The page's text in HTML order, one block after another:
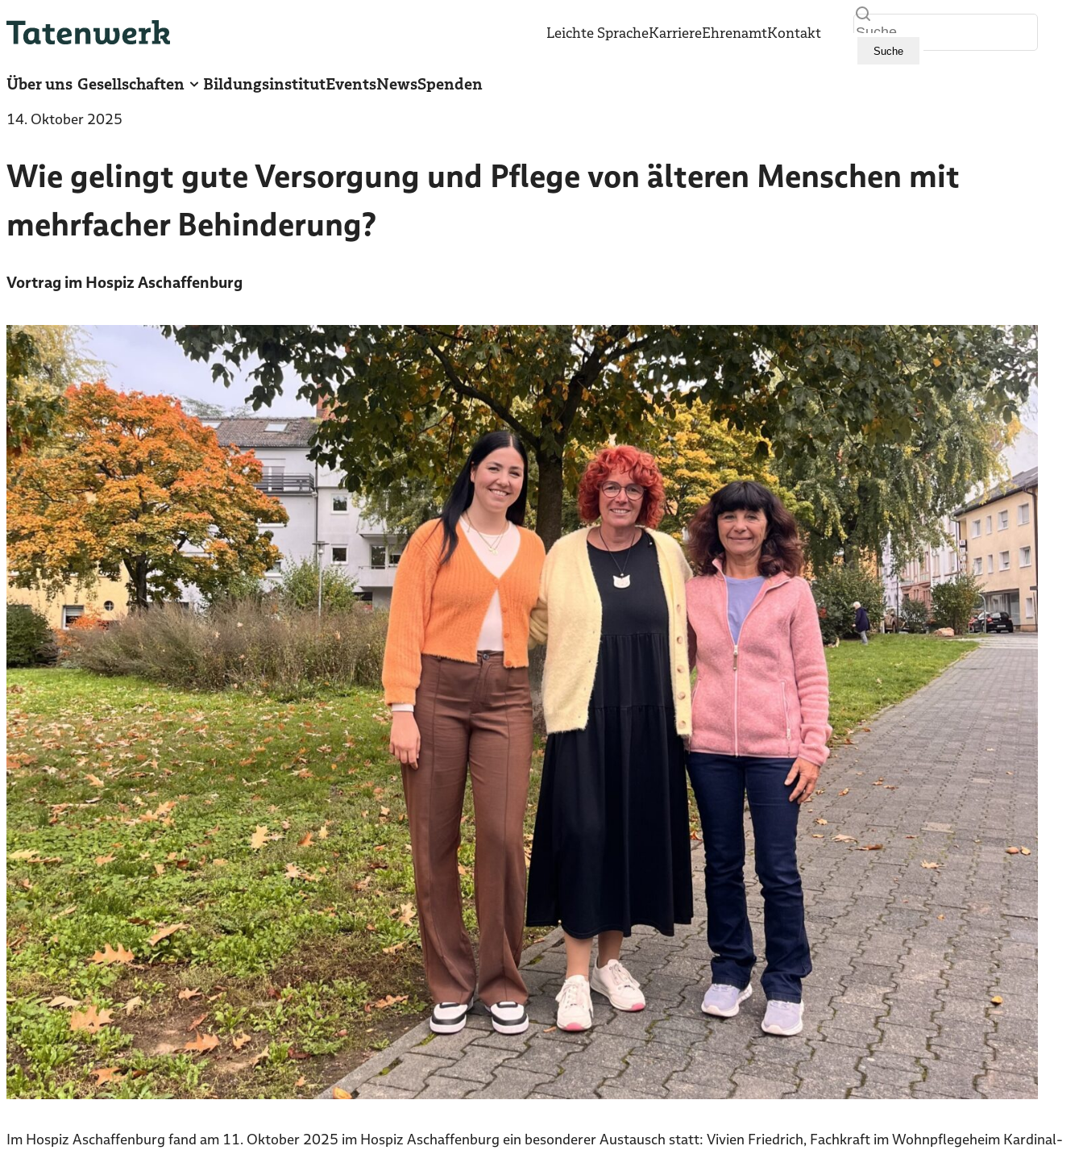
Hauptinhalt
Über uns Gesellschaften BildungsinstitutEventsNewsSpenden
Leichte SpracheKarriereEhrenamtKontakt Suche
Suche
14. Oktober 2025
Wie gelingt gute Versorgung und Pflege von älteren Menschen mit
mehrfacher Behinderung?
Vortrag im Hospiz Aschaffenburg
Im Hospiz Aschaffenburg fand am 11. Oktober 2025 im Hospiz Aschaffenburg ein besonderer Austausch statt: Vivien Friedrich, Fachkraft im Wohnpflegeheim Kardinal-